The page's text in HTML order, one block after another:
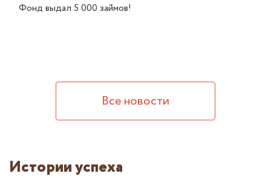
Фонд выдал 5 000 займов!
Все новости
Истории успеха